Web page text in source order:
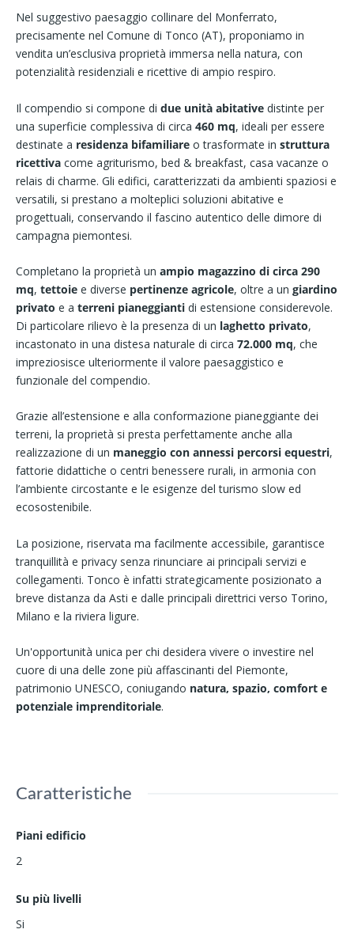
Nel suggestivo paesaggio collinare del Monferrato,
precisamente nel Comune di Tonco (AT), proponiamo in
vendita un’esclusiva proprietà immersa nella natura, con
potenzialità residenziali e ricettive di ampio respiro.
Il compendio si compone di due unità abitative distinte per
una superficie complessiva di circa 460 mq, ideali per essere
destinate a residenza bifamiliare o trasformate in struttura
ricettiva come agriturismo, bed & breakfast, casa vacanze o
relais di charme. Gli edifici, caratterizzati da ambienti spaziosi e
versatili, si prestano a molteplici soluzioni abitative e
progettuali, conservando il fascino autentico delle dimore di
campagna piemontesi.
Completano la proprietà un ampio magazzino di circa 290
mq, tettoie e diverse pertinenze agricole, oltre a un giardino
privato e a terreni pianeggianti di estensione considerevole.
Di particolare rilievo è la presenza di un laghetto privato,
incastonato in una distesa naturale di circa 72.000 mq, che
impreziosisce ulteriormente il valore paesaggistico e
funzionale del compendio.
Grazie all’estensione e alla conformazione pianeggiante dei
terreni, la proprietà si presta perfettamente anche alla
realizzazione di un maneggio con annessi percorsi equestri,
fattorie didattiche o centri benessere rurali, in armonia con
l’ambiente circostante e le esigenze del turismo slow ed
ecosostenibile.
La posizione, riservata ma facilmente accessibile, garantisce
tranquillità e privacy senza rinunciare ai principali servizi e
collegamenti. Tonco è infatti strategicamente posizionato a
breve distanza da Asti e dalle principali direttrici verso Torino,
Milano e la riviera ligure.
Un'opportunità unica per chi desidera vivere o investire nel
cuore di una delle zone più affascinanti del Piemonte,
patrimonio UNESCO, coniugando natura, spazio, comfort e
potenziale imprenditoriale.
Caratteristiche
Piani edificio
2
Su più livelli
Si